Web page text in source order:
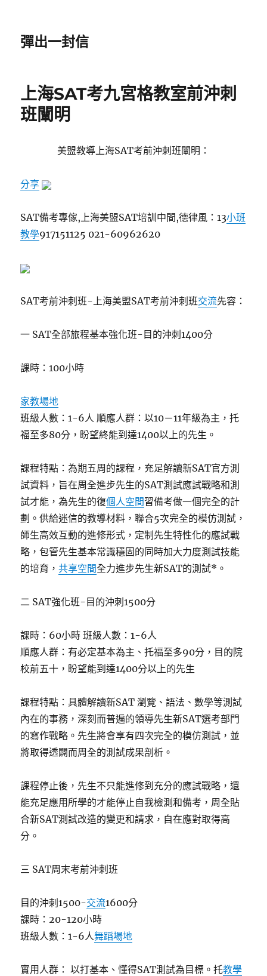
彈出一封信
上海SAT考九宮格教室前沖刺
班闡明
美盟教導上海SAT考前沖刺班闡明：
分享
SAT備考專傢,上海美盟SAT培訓中間,德律風：13小班
教學917151125 021-60962620
SAT考前沖刺班-上海美盟SAT考前沖刺班交流先容：
一 SAT全部旅程基本強化班-目的沖刺1400分
課時：100小時
家教場地
班級人數：1-6人 順應人群：以10－11年級為主，托
福至多80分，盼望終能到達1400以上的先生。
課程特點：為期五周的課程，充足解讀新SAT官方測
試資料，旨在周全進步先生的SAT測試應試戰略和測
試才能，為先生的復個人空間習備考做一個完全的計
劃。供給迷信的教導材料，聯合5次完全的模仿測試，
師生高效互動的進修形式，定制先生特性化的應試戰
略，包管先生基本常識穩固的同時加大力度測試技能
的培育，共享空間全力進步先生新SAT的測試*。
二 SAT強化班-目的沖刺1500分
課時：60小時 班級人數：1-6人
順應人群：有必定基本為主、托福至多90分，目的院
校前五十，盼望能到達1400分以上的先生
課程特點：具體解讀新SAT 瀏覽、語法、數學等測試
內在的事務，深刻而普遍的領導先生新SAT選考部門
的寫作戰略。先生將會享有四次完全的模仿測試，並
將取得透闢而周全的測試成果剖析。
課程停止後，先生不只能進修到充分的應試戰略，還
能充足應用所學的才能停止自我檢測和備考，周全貼
合新SAT測試改造的變更和請求，自在應對取得高
分。
三 SAT周末考前沖刺班
目的沖刺1500-交流1600分
課時：20-120小時
班級人數：1-6人舞蹈場地
實用人群： 以打基本、懂得SAT測試為目標。托教學